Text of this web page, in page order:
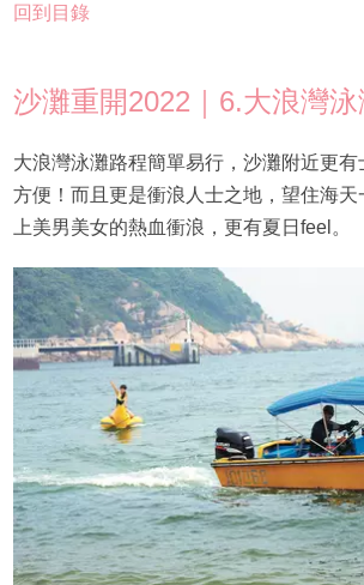
回到目錄
沙灘重開2022｜6.大浪灣泳
大浪灣泳灘路程簡單易行，沙灘附近更
方便！而且更是衝浪人士之地，望住海天
上美男美女的熱血衝浪，更有夏日feel。